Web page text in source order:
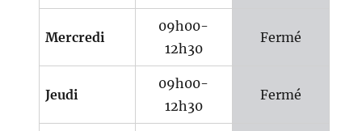
Mercredi
09h00-
12h30
Fermé
Jeudi
09h00-
12h30
Fermé